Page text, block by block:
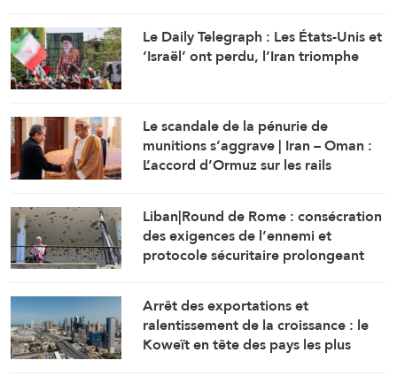
Le Daily Telegraph : Les États-Unis et
‘Israël’ ont perdu, l’Iran triomphe
Le scandale de la pénurie de
munitions s’aggrave | Iran – Oman :
L’accord d’Ormuz sur les rails
Liban|Round de Rome : consécration
des exigences de l’ennemi et
protocole sécuritaire prolongeant
Arrêt des exportations et
ralentissement de la croissance : le
Koweït en tête des pays les plus